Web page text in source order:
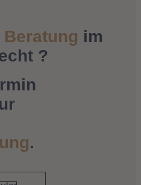
Beratung im
?
.